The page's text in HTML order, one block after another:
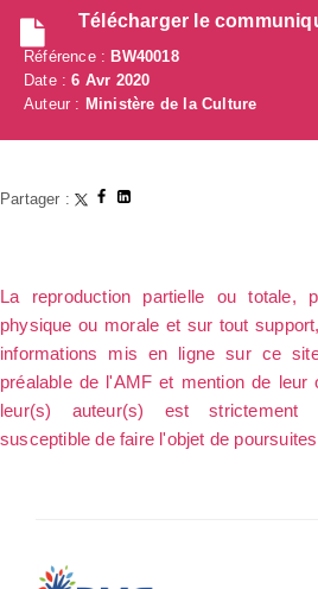
Télécharger le
Référence : BW40018
Date :6 Avr 2020
Auteur : Ministère de la Culture
Partager :
La reproduction partielle ou totale,
physique ou morale et sur tout
informations mis en ligne sur ce
préalable de l'AMF et mention de leur
leur(s) auteur(s) est
susceptible de faire l'objet de